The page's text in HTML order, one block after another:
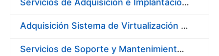
Servicios de Adquisición e Implantación de un Sistema de Gestión Corporativa e Integrada de la Prevención de Riesgos Laborales
Adquisición Sistema de Virtualización VMWARE CERES
Servicios de Soporte y Mantenimiento de Licencias de Software y Help Desk de la Infraestructura de la Fábrica Nacional de Moneda y Timbre-Real Casa de la Moneda